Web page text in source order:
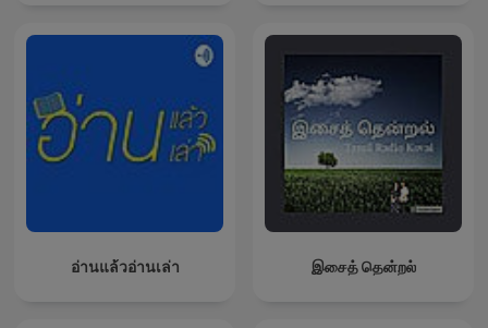
อ่านแล้วอ่านเล่า இசைத் தென்றல்